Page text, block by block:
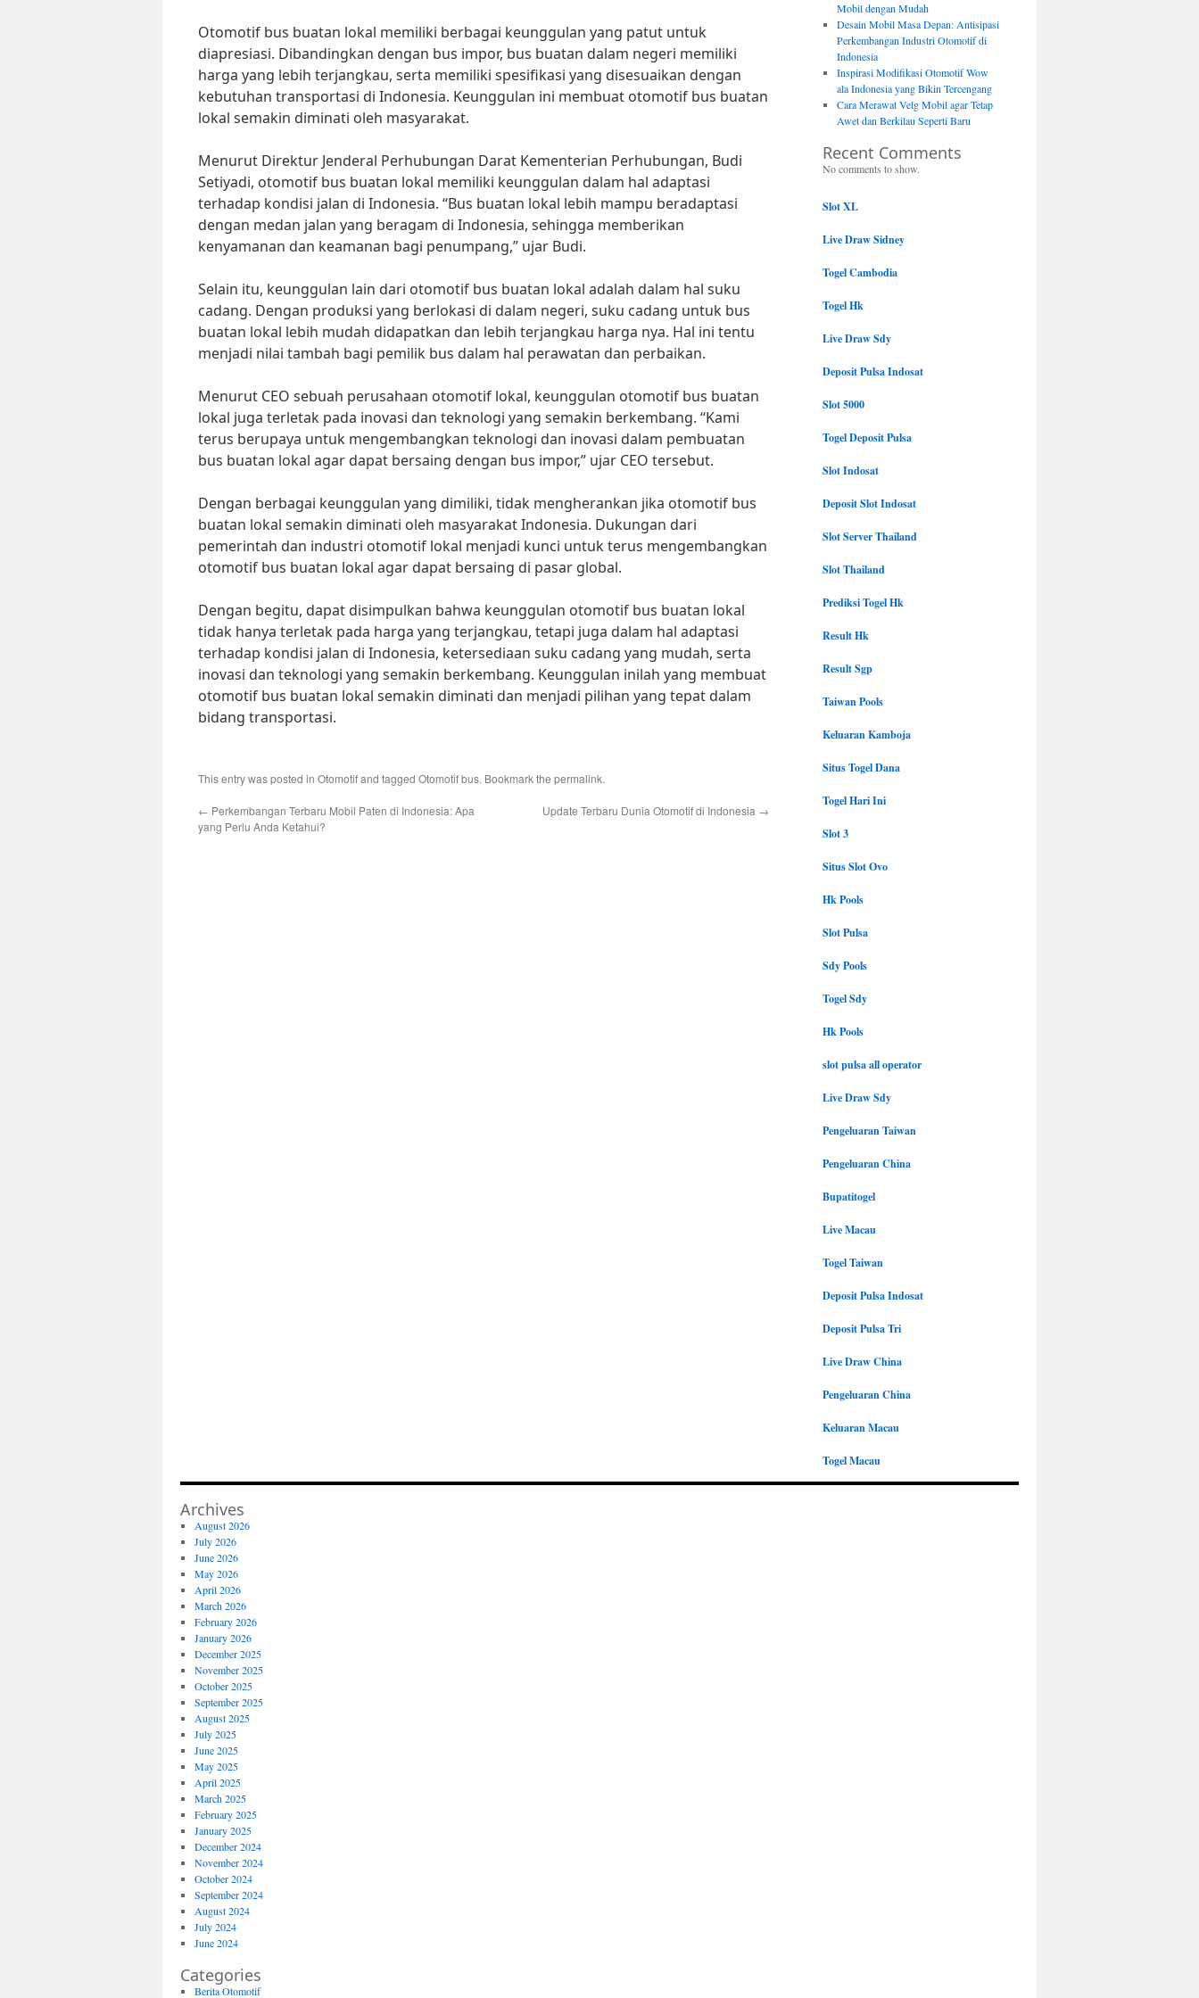
Otomotif bus buatan lokal memiliki berbagai keunggulan yang patut untuk
diapresiasi. Dibandingkan dengan bus impor, bus buatan dalam negeri memiliki
harga yang lebih terjangkau, serta memiliki spesifikasi yang disesuaikan dengan
kebutuhan transportasi di Indonesia. Keunggulan ini membuat otomotif bus buatan
lokal semakin diminati oleh masyarakat.
Menurut Direktur Jenderal Perhubungan Darat Kementerian Perhubungan, Budi
Setiyadi, otomotif bus buatan lokal memiliki keunggulan dalam hal adaptasi
terhadap kondisi jalan di Indonesia. “Bus buatan lokal lebih mampu beradaptasi
dengan medan jalan yang beragam di Indonesia, sehingga memberikan
kenyamanan dan keamanan bagi penumpang,” ujar Budi.
Selain itu, keunggulan lain dari otomotif bus buatan lokal adalah dalam hal suku
cadang. Dengan produksi yang berlokasi di dalam negeri, suku cadang untuk bus
buatan lokal lebih mudah didapatkan dan lebih terjangkau harga nya. Hal ini tentu
menjadi nilai tambah bagi pemilik bus dalam hal perawatan dan perbaikan.
Menurut CEO sebuah perusahaan otomotif lokal, keunggulan otomotif bus buatan
lokal juga terletak pada inovasi dan teknologi yang semakin berkembang. “Kami
terus berupaya untuk mengembangkan teknologi dan inovasi dalam pembuatan
bus buatan lokal agar dapat bersaing dengan bus impor,” ujar CEO tersebut.
Dengan berbagai keunggulan yang dimiliki, tidak mengherankan jika otomotif bus
buatan lokal semakin diminati oleh masyarakat Indonesia. Dukungan dari
pemerintah dan industri otomotif lokal menjadi kunci untuk terus mengembangkan
otomotif bus buatan lokal agar dapat bersaing di pasar global.
Dengan begitu, dapat disimpulkan bahwa keunggulan otomotif bus buatan lokal
tidak hanya terletak pada harga yang terjangkau, tetapi juga dalam hal adaptasi
terhadap kondisi jalan di Indonesia, ketersediaan suku cadang yang mudah, serta
inovasi dan teknologi yang semakin berkembang. Keunggulan inilah yang membuat
otomotif bus buatan lokal semakin diminati dan menjadi pilihan yang tepat dalam
bidang transportasi.
This entry was posted in Otomotifand tagged Otomotif bus. Bookmark the permalink.
← Perkembangan Terbaru Mobil Paten di Indonesia: Apa
yang Perlu Anda Ketahui?
Update Terbaru Dunia Otomotif di Indonesia →
Mobil dengan Mudah
Desain Mobil Masa Depan: Antisipasi
Perkembangan Industri Otomotif di
Indonesia
Inspirasi Modifikasi Otomotif Wow
ala Indonesia yang Bikin Tercengang
Cara Merawat Velg Mobil agar Tetap
Awet dan Berkilau Seperti Baru
Recent Comments
No comments to show.
Slot XL
Live Draw Sidney
Togel Cambodia
Togel Hk
Live Draw Sdy
Deposit Pulsa Indosat
Slot 5000
Togel Deposit Pulsa
Slot Indosat
Deposit Slot Indosat
Slot Server Thailand
Slot Thailand
Prediksi Togel Hk
Result Hk
Result Sgp
Taiwan Pools
Keluaran Kamboja
Situs Togel Dana
Togel Hari Ini
Slot 3
Situs Slot Ovo
Hk Pools
Slot Pulsa
Sdy Pools
Togel Sdy
Hk Pools
slot pulsa all operator
Live Draw Sdy
Pengeluaran Taiwan
Pengeluaran China
Bupatitogel
Live Macau
Togel Taiwan
Deposit Pulsa Indosat
Deposit Pulsa Tri
Live Draw China
Pengeluaran China
Keluaran Macau
Togel Macau
Archives
August 2026
July 2026
June 2026
May 2026
April 2026
March 2026
February 2026
January 2026
December 2025
November 2025
October 2025
September 2025
August 2025
July 2025
June 2025
May 2025
April 2025
March 2025
February 2025
January 2025
December 2024
November 2024
October 2024
September 2024
August 2024
July 2024
June 2024
Categories
Berita Otomotif